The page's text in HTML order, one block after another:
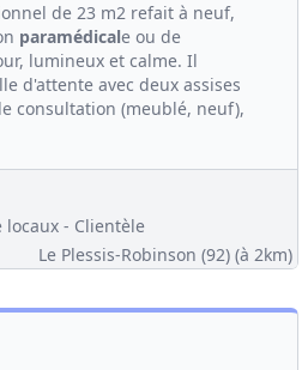
de 23 m2 refait à neuf,
paramédicale ou de
lumineux et calme. Il
d'attente avec deux assises
consultation (meublé, neuf),
locaux - Clientèle
Le Plessis-Robinson (92) (à 2km)